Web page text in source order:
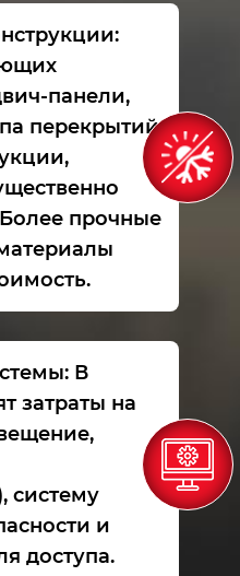
панели,
перекрытий
прочные
В
затраты на
систему
и
доступа.